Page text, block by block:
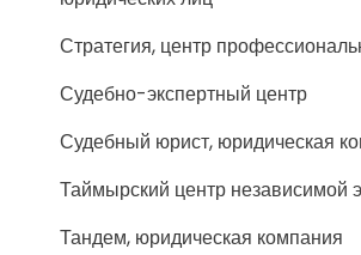
Стратегия, центр
Судебно-экспертный центр
Судебный юрист, юридическая
Таймырский центр независимой
Тандем, юридическая компания